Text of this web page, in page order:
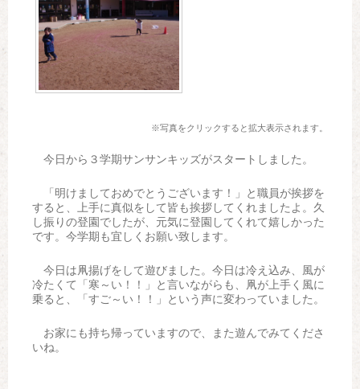
※写真をクリックすると拡大表示されます。
今日から３学期サンサンキッズがスタートしました。
「明けましておめでとうございます！」と職員が挨拶を
すると、上手に真似をして皆も挨拶してくれましたよ。久
し振りの登園でしたが、元気に登園してくれて嬉しかった
です。今学期も宜しくお願い致します。
今日は凧揚げをして遊びました。今日は冷え込み、風が
冷たくて「寒～い！！」と言いながらも、凧が上手く風に
乗ると、「すご～い！！」という声に変わっていました。
お家にも持ち帰っていますので、また遊んでみてくださ
いね。